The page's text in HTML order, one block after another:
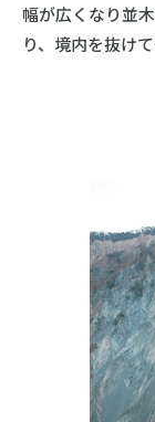
幅が広くなり並
り、境内を抜け